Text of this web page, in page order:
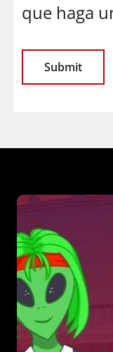
que haga